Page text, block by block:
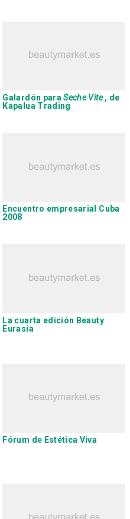
Galardón paraSeche Vite, de
Kapalua Trading
Encuentro empresarial Cuba
2008
La cuarta edición Beauty
Eurasia
Fórum de Estética Viva